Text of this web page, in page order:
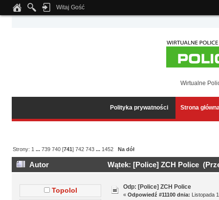
Notice: Undefined index: tapatalk_body_hook in
Witaj Gość
Wirtualne
Polityka prywatności Strona
Strony: 1 ...739 740 [741]742 743 ... 1452 Na dół
Autor Wątek: [Police] ZCH Police
Topolol Odp: [Police] ZCH Police
« Odpowiedź #11100 dnia: Listopada